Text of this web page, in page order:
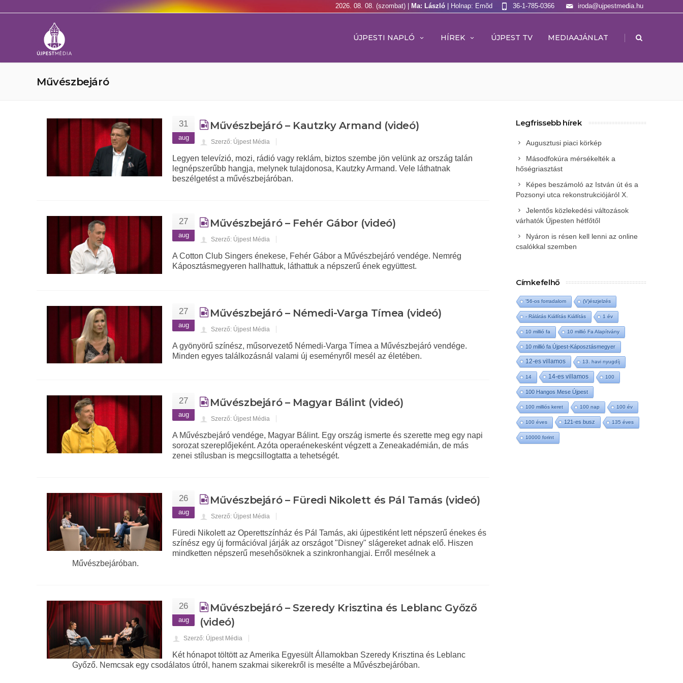
2026. 08. 08. (szombat) | Ma: László | Holnap: Emõd iroda@ujpestmedia.hu
36-1-785-0366
ÚJPESTI NAPLÓ HÍREK ÚJPEST TV MEDIAAJÁNLAT |
Művészbejáró
31
aug
Művészbejáró – Kautzky Armand (videó)
Szerző: Újpest Média
Legyen televízió, mozi, rádió vagy reklám, biztos szembe jön velünk az ország talán
legnépszerűbb hangja, melynek tulajdonosa, Kautzky Armand. Vele láthatnak
beszélgetést a művészbejáróban.
27
aug
Művészbejáró – Fehér Gábor (videó)
Szerző: Újpest Média
A Cotton Club Singers énekese, Fehér Gábor a Művészbejáró vendége. Nemrég
Káposztásmegyeren hallhattuk, láthattuk a népszerű ének együttest.
27
aug
Művészbejáró – Némedi-Varga Tímea (videó)
Szerző: Újpest Média
A gyönyörű színész, műsorvezető Némedi-Varga Tímea a Művészbejáró vendége.
Minden egyes találkozásnál valami új eseményről mesél az életében.
27
aug
Művészbejáró – Magyar Bálint (videó)
Szerző: Újpest Média
A Művészbejáró vendége, Magyar Bálint. Egy ország ismerte és szerette meg egy napi
sorozat szereplőjeként. Azóta operaénekesként végzett a Zeneakadémián, de más
zenei stílusban is megcsillogtatta a tehetségét.
26
aug
Művészbejáró – Füredi Nikolett és Pál Tamás (videó)
Szerző: Újpest Média
Füredi Nikolett az Operettszínház és Pál Tamás, aki újpestiként lett népszerű énekes és
színész egy új formációval járják az országot "Disney" slágereket adnak elő. Hiszen
mindketten népszerű mesehősöknek a szinkronhangjai. Erről mesélnek a
Művészbejáróban.
26
aug
Művészbejáró – Szeredy Krisztina és Leblanc Győző
(videó)
Szerző: Újpest Média
Két hónapot töltött az Amerika Egyesült Államokban Szeredy Krisztina és Leblanc
Győző. Nemcsak egy csodálatos útról, hanem szakmai sikerekről is mesélte a Művészbejáróban.
Legfrissebb hírek
Augusztusi piaci körkép
Másodfokúra mérsékelték a
hőségriasztást
Képes beszámoló az István út és a
Pozsonyi utca rekonstrukciójáról X.
Jelentős közlekedési változások
várhatók Újpesten hétfőtől
Nyáron is résen kell lenni az online
csalókkal szemben
Címkefelhő
'56-os forradalom (V)észjelzés
- Rálátás Kiállítás Kiállítás 1 év
10 millió fa 10 millió Fa Alapítvány
10 millió fa Újpest-Káposztásmegyer
12-es villamos 13. havi nyugdíj
14 14-es villamos 100
100 Hangos Mese Újpest
100 milliós keret 100 nap 100 év
100 éves 121-es busz 135 éves
10000 forint